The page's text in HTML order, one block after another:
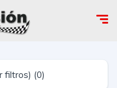
BÚSQUEDA (Elegir filtros) (0)